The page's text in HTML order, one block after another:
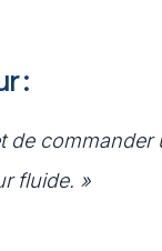
:
de
fluide. »